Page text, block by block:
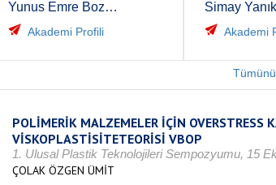
Yunus Emre Bozkurt
Akademi Profili
Simay Yanık
Akademi
POLİMERİK MALZEMELER İÇİN OVERSTRESS
VİSKOPLASTİSİTETEORİSİ VBOP
1. Ulusal Plastik Teknolojileri Sempozyumu, 15
ÇOLAK ÖZGEN ÜMİT